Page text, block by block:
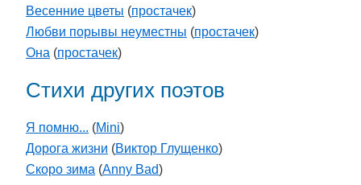
Весенние цветы (простачек)
Любви порывы неуместны (простачек)
Она (простачек)
Стихи других поэтов
Я помню... (Mini)
Дорога жизни (Виктор Глущенко)
Скоро зима (Anny Bad)